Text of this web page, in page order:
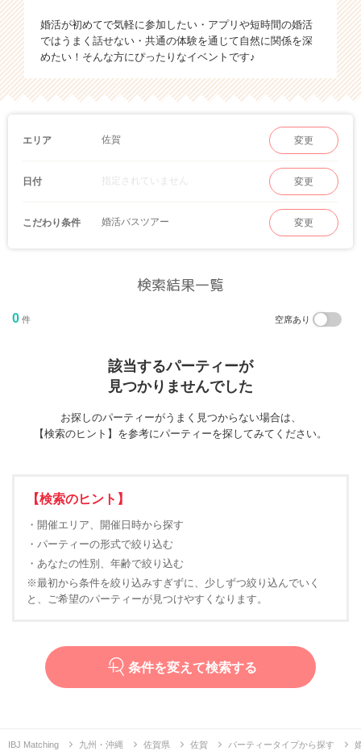
婚活が初めてで気軽に参加したい・アプリや短時間の婚活
ではうまく話せない・共通の体験を通じて自然に関係を深
めたい！そんな方にぴったりなイベントです♪
エリア 佐賀 変更
日付 指定されていません 変更
こだわり条件 婚活バスツアー 変更
検索結果一覧
0 件 空席あり
該当するパーティーが
見つかりませんでした
お探しのパーティーがうまく見つからない場合は、
【検索のヒント】を参考にパーティーを探してみてください。
【検索のヒント】
・開催エリア、開催日時から探す
・パーティーの形式で絞り込む
・あなたの性別、年齢で絞り込む
※最初から条件を絞り込みすぎずに、少しずつ絞り込んでいく
と、ご希望のパーティーが見つけやすくなります。
条件を変えて検索する
IBJ Matching 九州・沖縄 佐賀県 佐賀 パーティータイプから探す